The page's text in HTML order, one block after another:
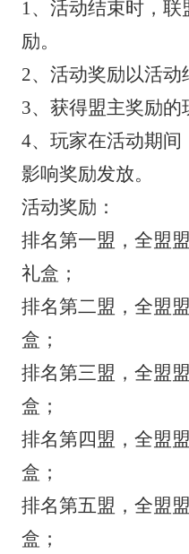
1、活动结束时，
励。
2、活动奖励以活
3、获得盟主奖励
4、玩家在活动期
影响奖励发放。
活动奖励：
排名第一盟，全盟
礼盒；
排名第二盟，全盟
盒；
排名第三盟，全盟
盒；
排名第四盟，全盟
盒；
排名第五盟，全盟
盒；